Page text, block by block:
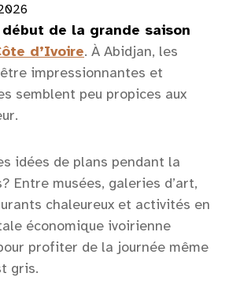
de la grande saison
d’Ivoire. À Abidjan, les
impressionnantes et
semblent peu propices aux
idées de plans pendant la
Entre musées, galeries d’art,
chaleureux et activités en
économique ivoirienne
profiter de la journée même
gris.